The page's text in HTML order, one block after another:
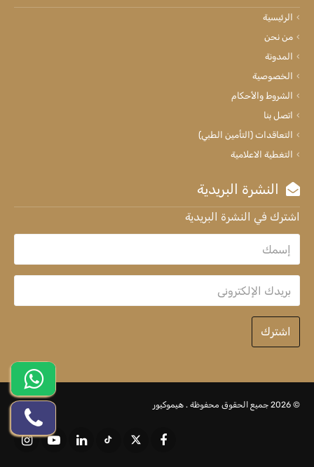
الرئيسية
من نحن
المدونة
الخصوصية
الشروط والأحكام
اتصل بنا
التعاقدات (التأمين الطبي)
التغطية الاعلامية
النشرة البريدية
اشترك في النشرة البريدية
اشترك
© 2026 جميع الحقوق محفوظة . هيموكيور